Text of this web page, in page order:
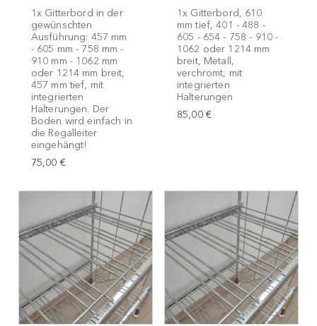
1x Gitterbord in der
gewünschten
Ausführung: 457 mm
- 605 mm - 758 mm -
910 mm - 1062 mm
oder 1214 mm breit,
457 mm tief, mit
integrierten
Halterungen. Der
Boden wird einfach in
die Regalleiter
eingehängt!
75,00 €
1x Gitterbord, 610
mm tief, 401 - 488 -
605 - 654 - 758 - 910 -
1062 oder 1214 mm
breit, Metall,
verchromt, mit
integrierten
Halterungen
85,00 €